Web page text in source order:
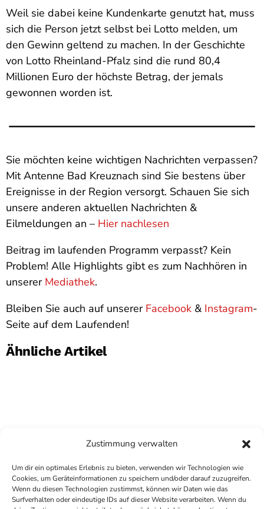
Zustimmung verwalten
Um dir ein optimales Erlebnis zu bieten, verwenden wir Technologien wie
Cookies, um Geräteinformationen zu speichern und/oder darauf zuzugreifen.
Wenn du diesen Technologien zustimmst, können wir Daten wie das
Surfverhalten oder eindeutige IDs auf dieser Website verarbeiten. Wenn du
Weil sie dabei keine Kundenkarte genutzt hat, muss
sich die Person jetzt selbst bei Lotto melden, um
den Gewinn geltend zu machen. In der Geschichte
von Lotto Rheinland-Pfalz sind die rund 80,4
Millionen Euro der höchste Betrag, der jemals
gewonnen worden ist.
Sie möchten keine wichtigen Nachrichten verpassen?
Mit Antenne Bad Kreuznach sind Sie bestens über
Ereignisse in der Region versorgt. Schauen Sie sich
unsere anderen aktuellen Nachrichten &
Eilmeldungen an – Hier nachlesen
Beitrag im laufenden Programm verpasst? Kein
Problem! Alle Highlights gibt es zum Nachhören in
unserer Mediathek.
Bleiben Sie auch auf unserer Facebook & Instagram-
Seite auf dem Laufenden!
Ähnliche Artikel